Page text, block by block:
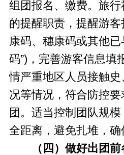
组团报名、缴费。旅
的提醒职责，提醒游客
康码、穗康码或其他已
码”)，完善游客信息填
情严重地区人员接触
况等情况，符合防控
团。适当控制团队规
全距离，避免扎堆，确
（四）做好出团前